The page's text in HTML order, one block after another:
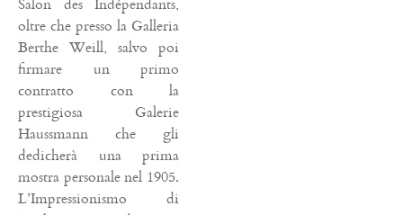
oltre che presso la Galleria
Berthe Weill, salvo poi
firmare un primo
contratto con la
prestigiosa Galerie
Haussmann che gli
dedicherà una prima
mostra personale nel 1905.
L’Impressionismo di